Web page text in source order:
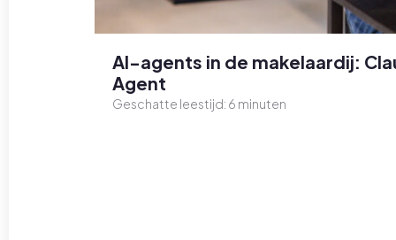
AI-agents in de makelaardij:
Agent
Geschatte leestijd: 6 minuten